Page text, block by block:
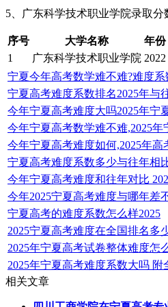
5、广东科学技术职业学院录取分
序号 大学名称 年份
1
广东科学技术职业学院 2022
宁夏今年高考数学难不难?难度
宁夏高考难度系数排名2025年与
今年宁夏高考难度大吗2025年宁
今年宁夏高考数学难不难,2025
今年宁夏高考难度如何,2025年高
宁夏高考难度系数多少与往年相
今年宁夏高考难度和往年对比
今年2025宁夏高考难度与哪年差
宁夏高考的难度系数怎么样2025
2025宁夏高考难度在全国排名多
2025年宁夏高考试卷整体难度怎
2025年宁夏高考难度系数大吗
相关文章